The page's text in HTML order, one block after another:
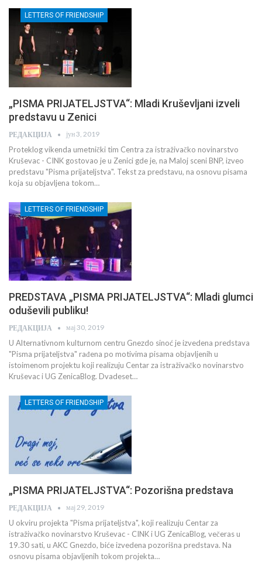
LETTERS OF FRIENDSHIP
„PISMA PRIJATELJSTVA“: Mladi Kruševljani izveli
predstavu u Zenici
РЕДАКЦИЈА јун 3, 2019
Proteklog vikenda umetnički tim Centra za istraživačko novinarstvo
Kruševac - CINK gostovao je u Zenici gde je, na Maloj sceni BNP, izveo
predstavu "Pisma prijateljstva". Tekst za predstavu, na osnovu pisama
koja su objavljena tokom…
LETTERS OF FRIENDSHIP
PREDSTAVA „PISMA PRIJATELJSTVA“: Mladi glumci
oduševili publiku!
РЕДАКЦИЈА мај 30, 2019
U Alternativnom kulturnom centru Gnezdo sinoć je izvedena predstava
"Pisma prijateljstva" rađena po motivima pisama objavljenih u
istoimenom projektu koji realizuju Centar za istraživačko novinarstvo
Kruševac i UG ZenicaBlog. Dvadeset…
LETTERS OF FRIENDSHIP
„PISMA PRIJATELJSTVA“: Pozorišna predstava
РЕДАКЦИЈА мај 29, 2019
U okviru projekta "Pisma prijateljstva", koji realizuju Centar za
istraživačko novinarstvo Kruševac - CINK i UG ZenicaBlog, večeras u
19.30 sati, u AKC Gnezdo, biće izvedena pozorišna predstava. Na
osnovu pisama objavljenih tokom projekta…